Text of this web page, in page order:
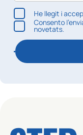
He llegit i
Consento
novetats.